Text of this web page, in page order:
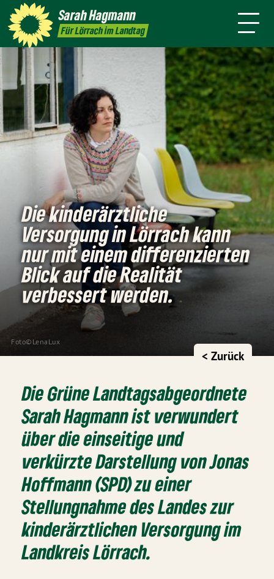
SarahHagmann
Für Lörrach im Landtag
Termine Presse
mich
Foto©LenaLux
Die kinderärztliche
Versorgung in Lörrach kann
nur mit einem differenzierten
Blick auf die Realität
verbessert werden.
< Zurück
Die Grüne Landtagsabgeordnete
Sarah Hagmann ist verwundert
über die einseitige und
verkürzte Darstellung von Jonas
Hoffmann (SPD) zu einer
Stellungnahme des Landes zur
kinderärztlichen Versorgung im
Landkreis Lörrach.